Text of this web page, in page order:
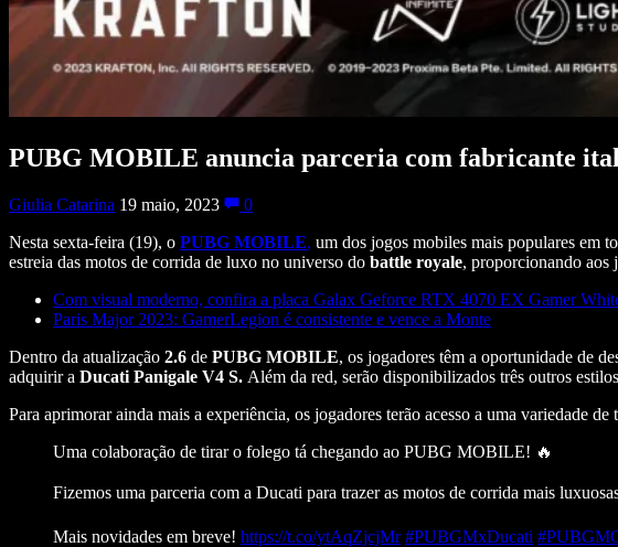
PUBG MOBILE anuncia parceria com fabricante
Giulia Catarina 19 maio, 2023
0
Nesta sexta-feira (19), o PUBG MOBILE, um dos jogos mobiles mais populares em
estreia das motos de corrida de luxo no universo do battle royale, proporcionando aos
Com visual moderno, confira a placa Galax Geforce RTX 4070 EX Gamer
Paris Major 2023: GamerLegion é consistente e vence a Monte
Dentro da atualização 2.6 de PUBG MOBILE, os jogadores têm a oportunidade de
adquirir a Ducati Panigale V4 S. Além da red, serão disponibilizados três outros
Para aprimorar ainda mais a experiência, os jogadores terão acesso a uma variedade
Uma colaboração de tirar o folego tá chegando ao PUBG MOBILE! 🔥
Fizemos uma parceria com a Ducati para trazer as motos de corrida mais
Mais novidades em breve! https://t.co/ytAqZjcjMr #PUBGMxDucati